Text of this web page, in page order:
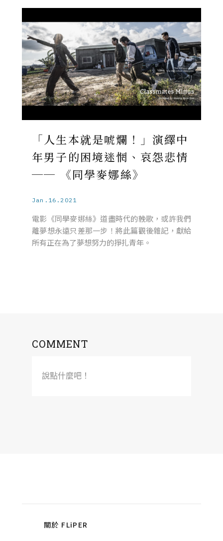
「人生本就是唬爛！」演繹中
年男子的困境迷惘、哀怨悲情
── 《同學麥娜絲》
Jan.16.2021
電影《同學麥娜絲》道盡時代的輓歌，或許我們
離夢想永遠只差那一步！將此篇觀後雜記，獻給
所有正在為了夢想努力的掙扎青年。
COMMENT
說點什麼吧！
關於 FLiPER